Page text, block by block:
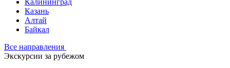
Казань
Алтай
Байкал
Все направления
Экскурсии за рубежом